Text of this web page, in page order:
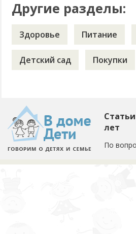
Другие разделы:
Здоровье Питание
Детский сад Покупки
Статьи
лет
По